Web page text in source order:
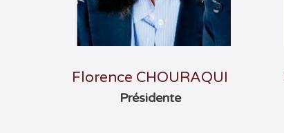
Florence CHOURAQUI
Présidente